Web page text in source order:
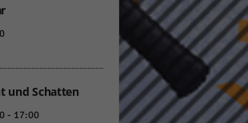
und Schatten
- 17:00